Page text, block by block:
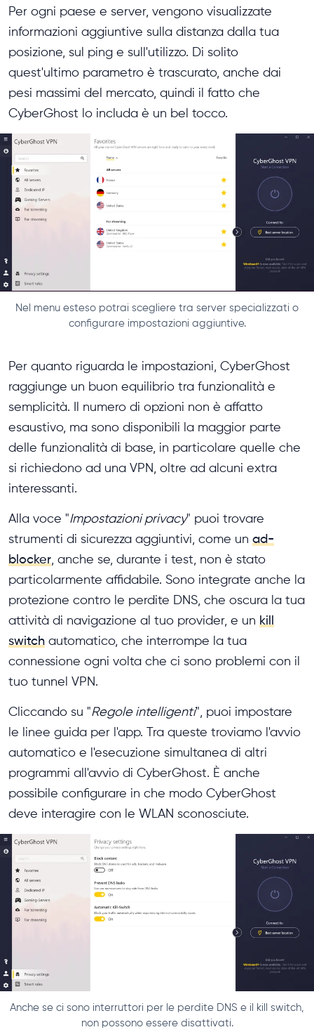
Per ogni paese e server, vengono visualizzate
informazioni aggiuntive sulla distanza dalla tua
posizione, sul ping e sull'utilizzo. Di solito
quest'ultimo parametro è trascurato, anche dai
pesi massimi del mercato, quindi il fatto che
CyberGhost lo includa è un bel tocco.
Nel menu esteso potrai scegliere tra server specializzati o
configurare impostazioni aggiuntive.
Per quanto riguarda le impostazioni, CyberGhost
raggiunge un buon equilibrio tra funzionalità e
semplicità. Il numero di opzioni non è affatto
esaustivo, ma sono disponibili la maggior parte
delle funzionalità di base, in particolare quelle che
si richiedono ad una VPN, oltre ad alcuni extra
interessanti.
Alla voce "Impostazioni privacy" puoi trovare
strumenti di sicurezza aggiuntivi, come un ad-
blocker, anche se, durante i test, non è stato
particolarmente affidabile. Sono integrate anche la
protezione contro le perdite DNS, che oscura la tua
attività di navigazione al tuo provider, e un kill
switch automatico, che interrompe la tua
connessione ogni volta che ci sono problemi con il
tuo tunnel VPN.
Cliccando su "Regole intelligenti", puoi impostare
le linee guida per l'app. Tra queste troviamo l'avvio
automatico e l'esecuzione simultanea di altri
programmi all'avvio di CyberGhost. È anche
possibile configurare in che modo CyberGhost
deve interagire con le WLAN sconosciute.
Anche se ci sono interruttori per le perdite DNS e il kill switch,
non possono essere disattivati.